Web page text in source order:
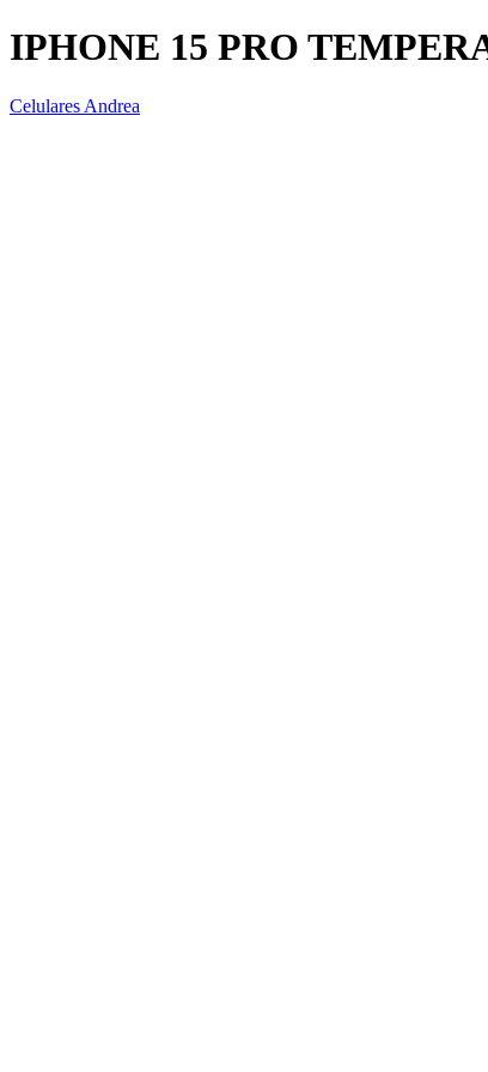
IPHONE 15 PRO
Celulares Andrea